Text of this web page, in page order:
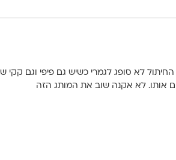
לא סופג לגמרי כשיש גם פיפי וגם קקי
אותו. לא אקנה שוב את המותג הזה